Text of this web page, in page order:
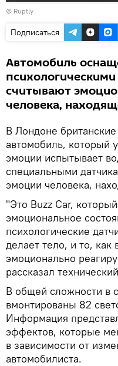
Воспроизвести
видео
© Ruptly
Подписаться
Автомобиль
считывают
человека,
В Лондоне
автомобиль, который
эмоции испытывает
специальными
эмоции человека,
"Это Buzz Car,
эмоциональное
психологические
делает тело, и то, как
эмоционально
рассказал
В общей сложности в
вмонтированы 82
Информация
эффектов, которые
в зависимости от
автомобилиста.